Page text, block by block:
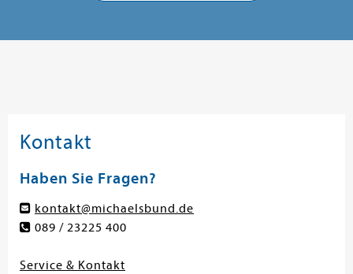
Kontakt
Haben Sie Fragen?
kontakt@michaelsbund.de
089 / 23225 400
Service & Kontakt